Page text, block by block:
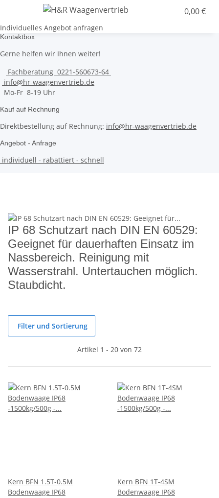
0,00 €
Individuelles Angebot anfragen
Kontaktbox
Gerne helfen wir Ihnen weiter!
Fachberatung 0221-560673-64
info@hr-waagenvertrieb.de
Mo-Fr 8-19 Uhr
Kauf auf Rechnung
Direktbestellung auf Rechnung: info@hr-waagenvertrieb.de
Angebot - Anfrage
individuell - rabattiert - schnell
IP 68 Schutzart nach DIN EN 60529:
Geeignet für dauerhaften Einsatz im
Nassbereich. Reinigung mit
Wasserstrahl. Untertauchen möglich.
Staubdicht.
Filter und Sortierung
Artikel 1 - 20 von 72
Kern BFN 1.5T-0.5M
Bodenwaage IP68
Kern BFN 1T-4SM
Bodenwaage IP68